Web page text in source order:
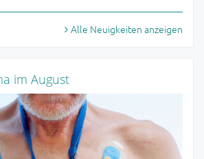
Alle Neuigkeiten anzeigen
im August